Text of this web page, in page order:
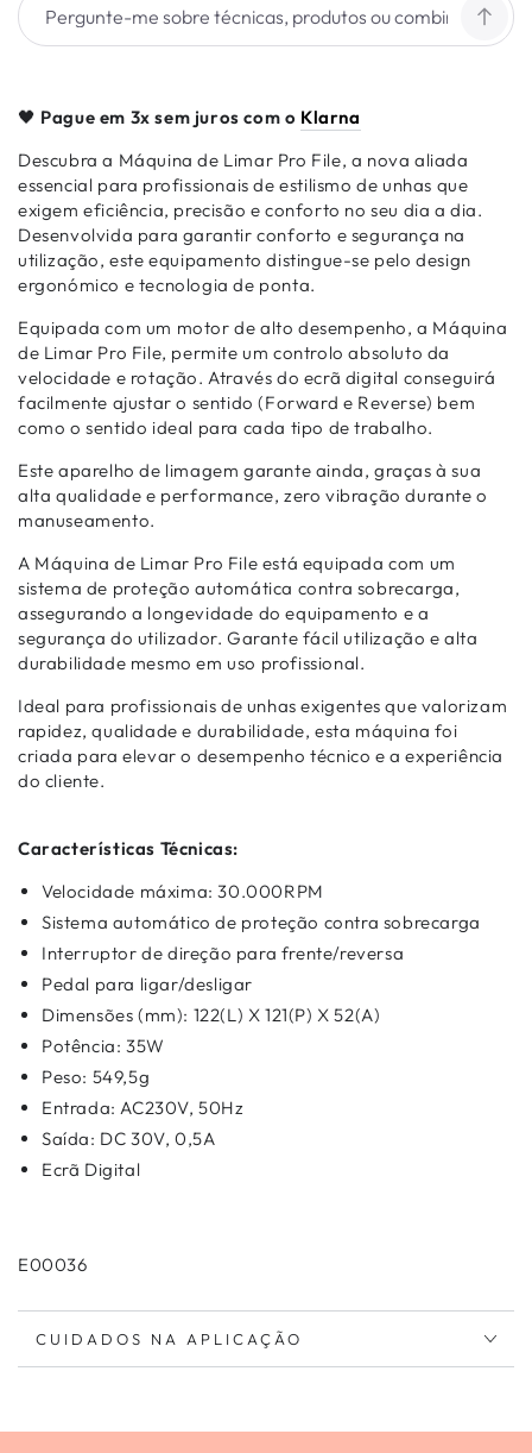
🖤 Pague em 3x sem juros com o Klarna
Descubra a Máquina de Limar Pro File, a nova aliada
essencial para profissionais de estilismo de unhas que
exigem eficiência, precisão e conforto no seu dia a dia.
Desenvolvida para garantir conforto e segurança na
utilização, este equipamento distingue-se pelo design
ergonómico e tecnologia de ponta.
Equipada com um motor de alto desempenho, a Máquina
de Limar Pro File, permite um controlo absoluto da
velocidade e rotação. Através do ecrã digital conseguirá
facilmente ajustar o sentido (Forward e Reverse) bem
como o sentido ideal para cada tipo de trabalho.
Este aparelho de limagem garante ainda, graças à sua
alta qualidade e performance, zero vibração durante o
manuseamento.
A Máquina de Limar Pro File está equipada com um
sistema de proteção automática contra sobrecarga,
assegurando a longevidade do equipamento e a
segurança do utilizador. Garante fácil utilização e alta
durabilidade mesmo em uso profissional.
Ideal para profissionais de unhas exigentes que valorizam
rapidez, qualidade e durabilidade, esta máquina foi
criada para elevar o desempenho técnico e a experiência
do cliente.
Características Técnicas:
Velocidade máxima: 30.000RPM
Sistema automático de proteção contra sobrecarga
Interruptor de direção para frente/reversa
Pedal para ligar/desligar
Dimensões (mm): 122(L) X 121(P) X 52(A)
Potência: 35W
Peso: 549,5g
Entrada: AC230V, 50Hz
Saída: DC 30V, 0,5A
Ecrã Digital
E00036
CUIDADOS NA APLICAÇÃO